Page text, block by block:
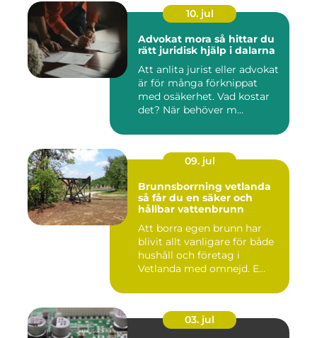
10. jul
Advokat mora så hittar du
rätt juridisk hjälp i dalarna
Att anlita jurist eller advokat
är för många förknippat
med osäkerhet. Vad kostar
det? När behöver m...
09. jul
Brunnsborrning vetlanda
så får du en säker och
hållbar vattenbrunn
Att borra egen brunn har
blivit allt vanligare för både
hushåll och företag i
Vetlanda med omnejd. E...
03. jul